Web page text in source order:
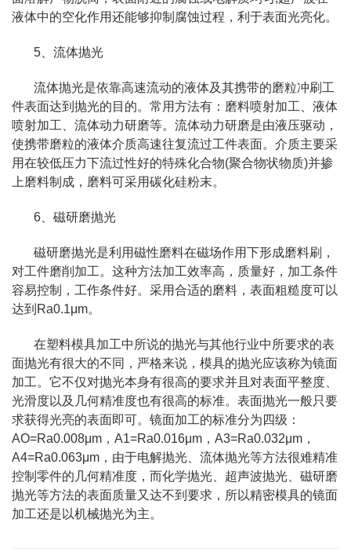
液体中的空化作用还能够抑制腐蚀过程，利于表面光亮化。
5、流体抛光
流体抛光是依靠高速流动的液体及其携带的磨粒冲刷工
件表面达到抛光的目的。常用方法有：磨料喷射加工、液体
喷射加工、流体动力研磨等。流体动力研磨是由液压驱动，
使携带磨粒的液体介质高速往复流过工件表面。介质主要采
用在较低压力下流过性好的特殊化合物(聚合物状物质)并掺
上磨料制成，磨料可采用碳化硅粉末。
6、磁研磨抛光
磁研磨抛光是利用磁性磨料在磁场作用下形成磨料刷，
对工件磨削加工。这种方法加工效率高，质量好，加工条件
容易控制，工作条件好。采用合适的磨料，表面粗糙度可以
达到Ra0.1μm。
在塑料模具加工中所说的抛光与其他行业中所要求的表
面抛光有很大的不同，严格来说，模具的抛光应该称为镜面
加工。它不仅对抛光本身有很高的要求并且对表面平整度、
光滑度以及几何精准度也有很高的标准。表面抛光一般只要
求获得光亮的表面即可。镜面加工的标准分为四级：
AO=Ra0.008μm，A1=Ra0.016μm，A3=Ra0.032μm，
A4=Ra0.063μm，由于电解抛光、流体抛光等方法很难精准
控制零件的几何精准度，而化学抛光、超声波抛光、磁研磨
抛光等方法的表面质量又达不到要求，所以精密模具的镜面
加工还是以机械抛光为主。